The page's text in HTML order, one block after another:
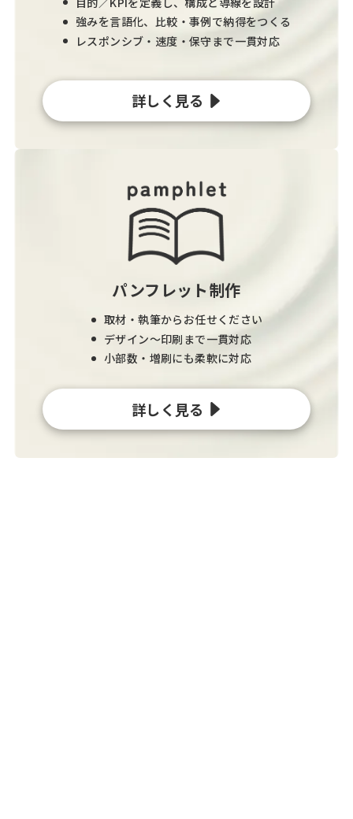
強みを言語化、比較・事例で納得をつくる
レスポンシブ・速度・保守まで一貫対応
詳しく見る
パンフレット制作
取材・執筆からお任せください
デザイン〜印刷まで一貫対応
小部数・増刷にも柔軟に対応
詳しく見る